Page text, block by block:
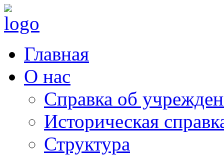
Главная
О нас
Справка об
Историческая
Структура